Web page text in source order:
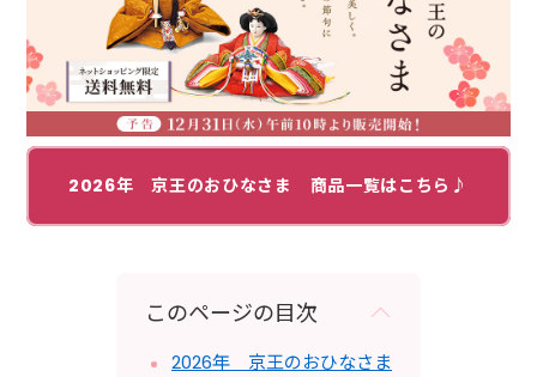
2026年 京王のおひなさま 商品一覧はこちら♪
このページの目次
2026年 京王のおひなさま